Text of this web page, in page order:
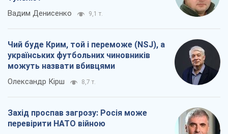
Вадим Денисенко 9,1 т.
Чий буде Крим, той і переможе (NSJ), а
українських футбольних чиновників
можуть назвати вбивцями
Олександр Кірш 8,7 т.
Захід проспав загрозу: Росія може
перевірити НАТО війною